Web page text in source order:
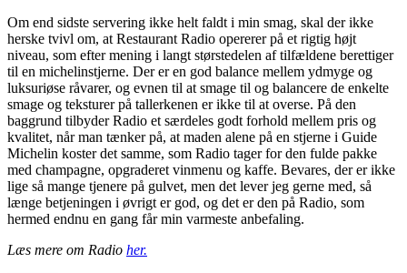
Om end sidste servering ikke helt faldt i min smag, skal der ikke
herske tvivl om, at Restaurant Radio opererer på et rigtig højt
niveau, som efter mening i langt størstedelen af tilfældene berettiger
til en michelinstjerne. Der er en god balance mellem ydmyge og
luksuriøse råvarer, og evnen til at smage til og balancere de enkelte
smage og teksturer på tallerkenen er ikke til at overse. På den
baggrund tilbyder Radio et særdeles godt forhold mellem pris og
kvalitet, når man tænker på, at maden alene på en stjerne i Guide
Michelin koster det samme, som Radio tager for den fulde pakke
med champagne, opgraderet vinmenu og kaffe. Bevares, der er ikke
lige så mange tjenere på gulvet, men det lever jeg gerne med, så
længe betjeningen i øvrigt er god, og det er den på Radio, som
hermed endnu en gang får min varmeste anbefaling.
Læs mere om Radio her.